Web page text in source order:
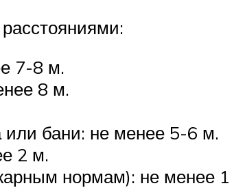
7-8 м.
8 м.
или бани: не менее 5-6 м.
2 м.
нормам): не менее